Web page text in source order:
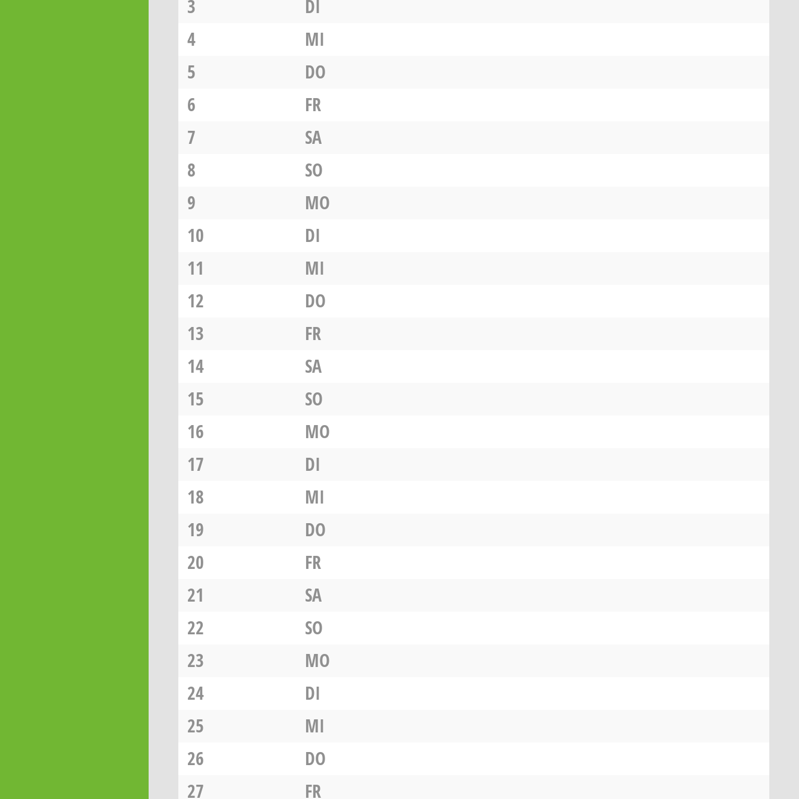
3
DI
4
MI
5
DO
6
FR
7
SA
8
SO
9
MO
10
DI
11
MI
12
DO
13
FR
14
SA
15
SO
16
MO
17
DI
18
MI
19
DO
20
FR
21
SA
22
SO
23
MO
24
DI
25
MI
26
DO
27
FR